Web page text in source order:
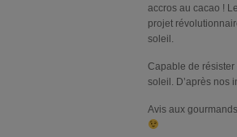
accros au cacao !
projet
soleil.
Capable de
soleil. D’après nos
Avis aux